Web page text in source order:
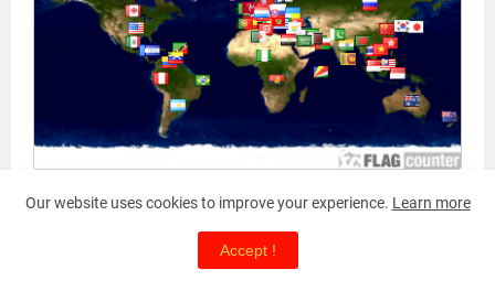
Our website uses cookies to improve your experience. Learn more
Accept !